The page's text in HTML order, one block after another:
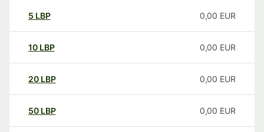
5 LBP 0,00 EUR
10 LBP 0,00 EUR
20 LBP 0,00 EUR
50 LBP 0,00 EUR